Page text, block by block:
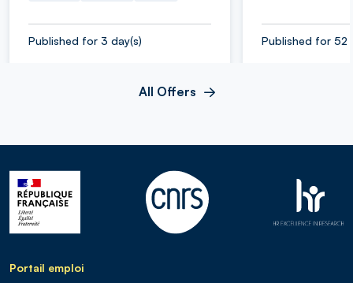
Published for 3 day(s) Published for 52
All Offers
Portail emploi